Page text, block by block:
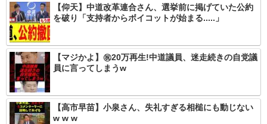
【仰天】中道改革連合さん、選挙前に掲げていた公約
を破り「支持者からボイコットが始まる.....」
【マジかよ】㊗️20万再生!中道議員、迷走続きの自党議
員に言ってしまうw
【高市早苗】小泉さん、失礼すぎる相槌にも動じない
w w w